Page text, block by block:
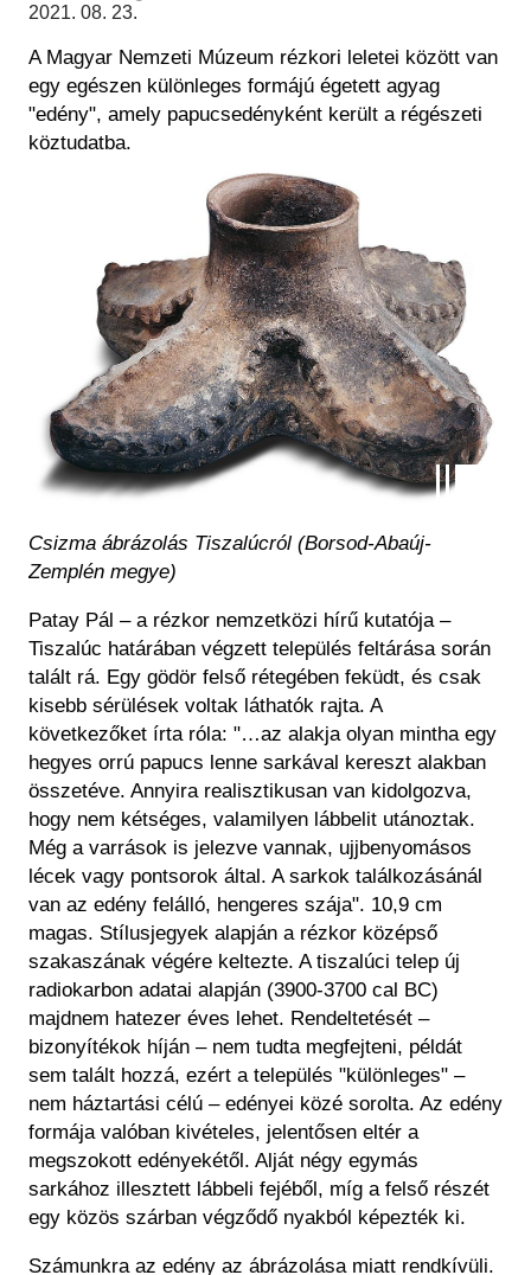
Régészet
Felnőttképzés
Közérdekű adatok
Történeti Fényképtár
Éremtár
Adattár
2021. 08. 23.
A Magyar Nemzeti Múzeum rézkori leletei között van
egy egészen különleges formájú égetett agyag
"edény", amely papucsedényként került a régészeti
köztudatba.
Csizma ábrázolás Tiszalúcról (Borsod-Abaúj-
Zemplén megye)
Patay Pál – a rézkor nemzetközi hírű kutatója –
Tiszalúc határában végzett település feltárása során
talált rá. Egy gödör felső rétegében feküdt, és csak
kisebb sérülések voltak láthatók rajta. A
következőket írta róla: "…az alakja olyan mintha egy
hegyes orrú papucs lenne sarkával kereszt alakban
összetéve. Annyira realisztikusan van kidolgozva,
hogy nem kétséges, valamilyen lábbelit utánoztak.
Még a varrások is jelezve vannak, ujjbenyomásos
lécek vagy pontsorok által. A sarkok találkozásánál
van az edény felálló, hengeres szája". 10,9 cm
magas. Stílusjegyek alapján a rézkor középső
szakaszának végére keltezte. A tiszalúci telep új
radiokarbon adatai alapján (3900-3700 cal BC)
majdnem hatezer éves lehet. Rendeltetését –
bizonyítékok híján – nem tudta megfejteni, példát
sem talált hozzá, ezért a település "különleges" –
nem háztartási célú – edényei közé sorolta. Az edény
formája valóban kivételes, jelentősen eltér a
megszokott edényekétől. Alját négy egymás
sarkához illesztett lábbeli fejéből, míg a felső részét
egy közös szárban végződő nyakból képezték ki.
Számunkra az edény az ábrázolása miatt rendkívüli.